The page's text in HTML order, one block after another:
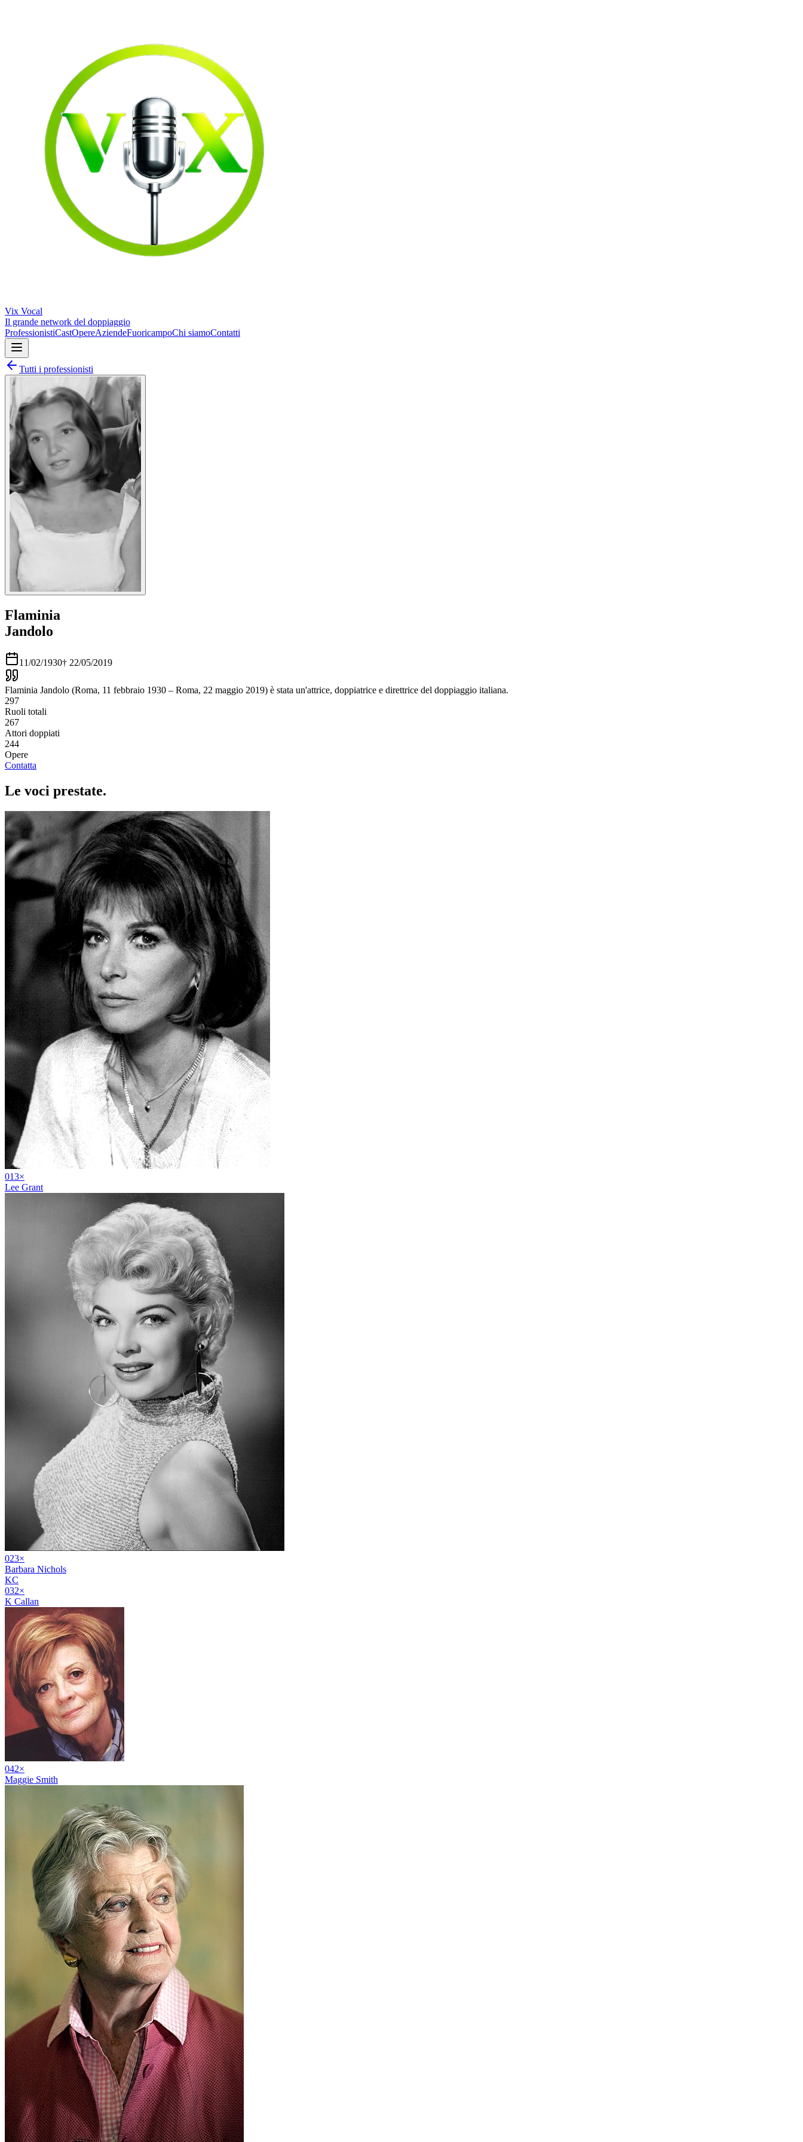
Vix Vocal
Il grande network del doppiaggio
ProfessionistiCastOpereAziendeFuoricampoChi siamoContatti
Tutti i professionisti
Flaminia
Jandolo
11/02/1930† 22/05/2019
Flaminia Jandolo (Roma, 11 febbraio 1930 – Roma, 22 maggio 2019) è stata un'attrice, doppiatrice e direttrice del doppiaggio italiana.
297
Ruoli totali
267
Attori doppiati
244
Opere
Contatta
Le voci prestate.
013×
Lee Grant
023×
Barbara Nichols
KC
032×
K Callan
042×
Maggie Smith